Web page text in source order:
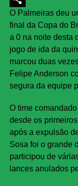
Share
O Palmeiras deu
final da Copa do
a 0 na noite desta
jogo de ida da
marcou duas
Felipe Anderson
segura da equipe
O time
desde os
após a expulsão
Sosa foi o grande
participou de
lances anulados